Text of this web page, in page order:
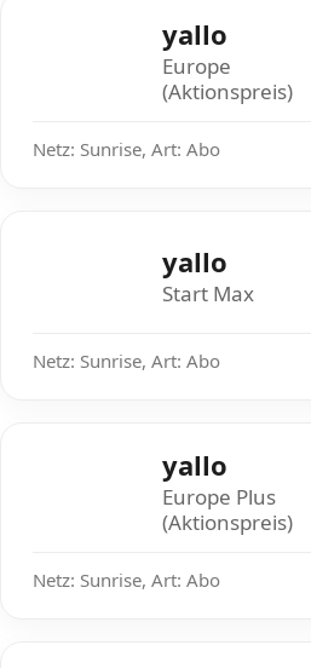
yallo
Europe
(Aktionspreis)
Netz: Sunrise, Art: Abo
yallo
Start Max
Netz: Sunrise, Art: Abo
yallo
Europe Plus
(Aktionspreis)
Netz: Sunrise, Art: Abo